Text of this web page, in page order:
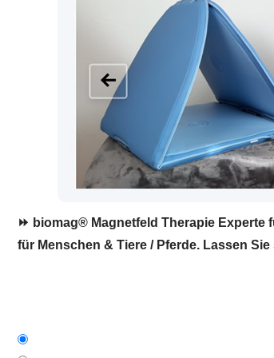
⏩ biomag® Magnetfeld Therapie
für Menschen & Tiere / Pferde. Lassen